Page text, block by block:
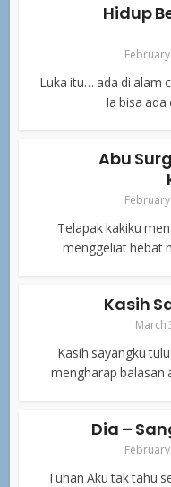
Hidup
Luka itu… ada di alam
Ia bisa
Abu
Telapak kakiku
menggeliat hebat
Kasih
March
Kasih sayangku
mengharap balasan
Dia –
Tuhan Aku tak tahu